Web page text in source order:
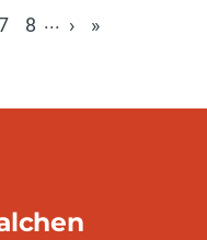
8 ... › »